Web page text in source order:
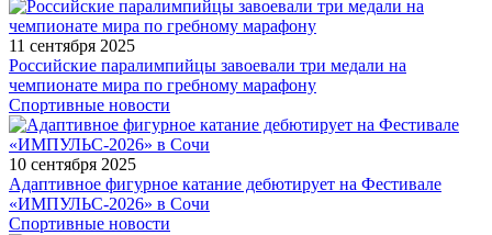
11 сентября 2025
Российские паралимпийцы завоевали три медали на
чемпионате мира по гребному марафону
Спортивные новости
10 сентября 2025
Адаптивное фигурное катание дебютирует на Фестивале
«ИМПУЛЬС-2026» в Сочи
Спортивные новости